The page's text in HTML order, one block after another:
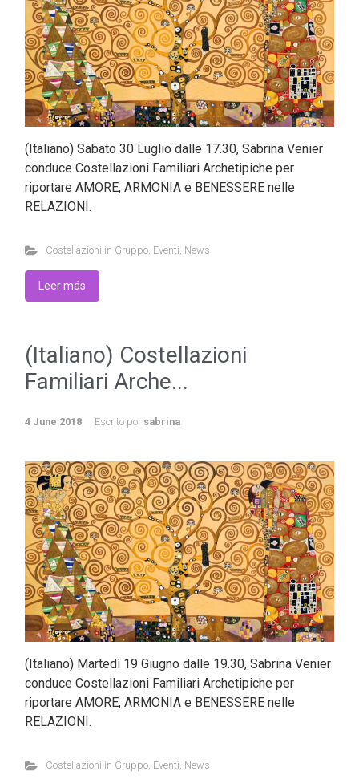
(Italiano) Sabato 30 Luglio dalle 17.30, Sabrina Venier
conduce Costellazioni Familiari Archetipiche per
riportare AMORE, ARMONIA e BENESSERE nelle
RELAZIONI.
Costellazioni in Gruppo, Eventi, News
Leer más
(Italiano) Costellazioni
Familiari Arche...
4 June 2018 Escrito por sabrina
(Italiano) Martedì 19 Giugno dalle 19.30, Sabrina Venier
conduce Costellazioni Familiari Archetipiche per
riportare AMORE, ARMONIA e BENESSERE nelle
RELAZIONI.
Costellazioni in Gruppo, Eventi, News